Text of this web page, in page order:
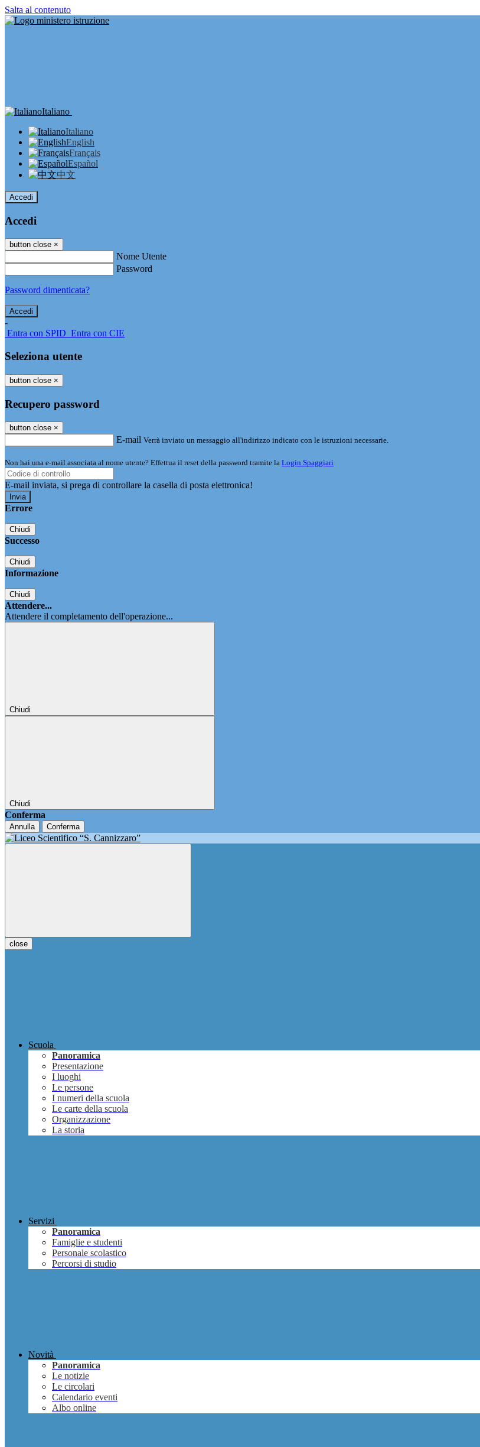
Salta al contenuto
Italiano
Italiano
English
Français
Español
中文
Accedi
Accedi
button close ×
Nome Utente
Password
Password dimenticata?
-
Entra con SPID Entra con CIE
Seleziona utente
button close ×
Recupero password
button close ×
E-mail Verrà inviato un messaggio all'indirizzo indicato con le istruzioni necessarie.
Non hai una e-mail associata al nome utente? Effettua il reset della password tramite la Login Spaggiari
E-mail inviata, si prega di controllare la casella di posta elettronica!
Errore
Chiudi
Successo
Chiudi
Informazione
Chiudi
Attendere...
Attendere il completamento dell'operazione...
Chiudi
Chiudi
Conferma
Annulla Conferma
close
Scuola
Panoramica
Presentazione
I luoghi
Le persone
I numeri della scuola
Le carte della scuola
Organizzazione
La storia
Servizi
Panoramica
Famiglie e studenti
Personale scolastico
Percorsi di studio
Novità
Panoramica
Le notizie
Le circolari
Calendario eventi
Albo online